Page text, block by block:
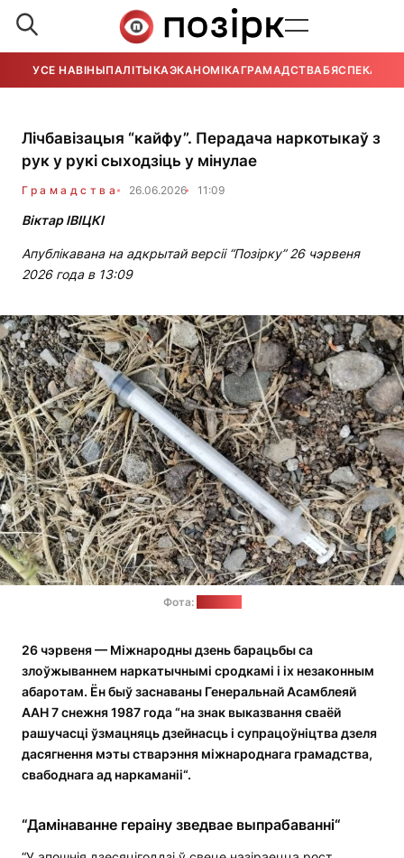
УСЕ НАВІНЫПАЛІТЫКАЭКАНОМІКАГРАМАДСТВАБЯСПЕКА
Лічбавізацыя “кайфу”. Перадача наркотыкаў з
рук у рукі сыходзіць у мінулае
Грамадства 26.06.2026 11:09
Віктар ІВІЦКІ
Апублікавана на адкрытай версіі “Позірку” 26 чэрвеня
2026 года в 13:09
Фота:
26 чэрвеня — Міжнародны дзень барацьбы са
злоўжываннем наркатычнымі сродкамі і іх незаконным
абаротам. Ён быў заснаваны Генеральнай Асамблеяй
ААН 7 снежня 1987 года “на знак выказвання сваёй
рашучасці ўзмацняць дзейнасць і супрацоўніцтва дзеля
дасягнення мэты стварэння міжнароднага грамадства,
свабоднага ад наркаманіі“.
“Дамінаванне гераіну зведвае выпрабаванні“